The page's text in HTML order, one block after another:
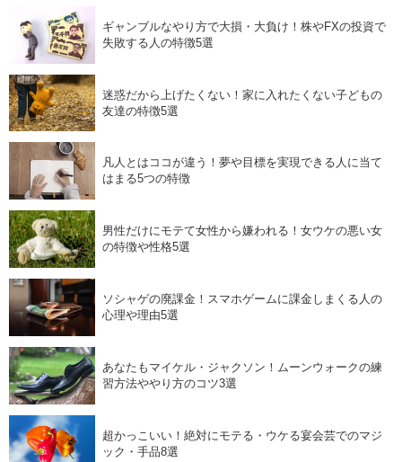
ギャンブルなやり方で大損・大負け！株やFXの投資で
失敗する人の特徴5選
迷惑だから上げたくない！家に入れたくない子どもの
友達の特徴5選
凡人とはココが違う！夢や目標を実現できる人に当て
はまる5つの特徴
男性だけにモテて女性から嫌われる！女ウケの悪い女
の特徴や性格5選
ソシャゲの廃課金！スマホゲームに課金しまくる人の
心理や理由5選
あなたもマイケル・ジャクソン！ムーンウォークの練
習方法ややり方のコツ3選
超かっこいい！絶対にモテる・ウケる宴会芸でのマジ
ック・手品8選